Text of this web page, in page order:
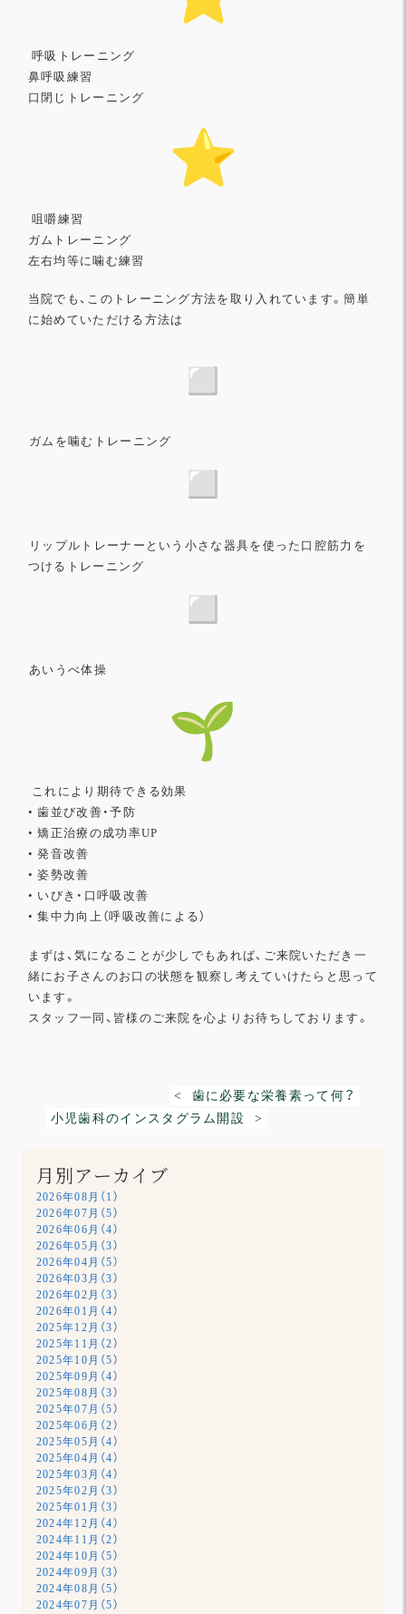
呼吸トレーニング
鼻呼吸練習
口閉じトレーニング
咀嚼練習
ガムトレーニング
左右均等に噛む練習
当院でも、このトレーニング方法を取り入れています。簡単
に始めていただける方法は
️ガムを噛むトレーニング
リップルトレーナーという小さな器具を使った口腔筋力を
つけるト レーニング
️あいうべ体操
これにより期待できる効果
• 歯並び改善・予防
• 矯正治療の成功率UP
• 発音改善
• 姿勢改善
• いびき・口呼吸改善
• 集中力向上（呼吸改善による）
まずは、気になることが少しでもあれば、 ご来院いただき一
緒にお子さんのお口の状態を観察し考えていけた らと思って
います。
スタッフ一同、皆様のご来院を心よりお待ちしております。
< 歯に必要な栄養素って何？
小児歯科のインスタグラム開設 >
月別アーカイブ
2026年08月（1）
2026年07月（5）
2026年06月（4）
2026年05月（3）
2026年04月（5）
2026年03月（3）
2026年02月（3）
2026年01月（4）
2025年12月（3）
2025年11月（2）
2025年10月（5）
2025年09月（4）
2025年08月（3）
2025年07月（5）
2025年06月（2）
2025年05月（4）
2025年04月（4）
2025年03月（4）
2025年02月（3）
2025年01月（3）
2024年12月（4）
2024年11月（2）
2024年10月（5）
2024年09月（3）
2024年08月（5）
2024年07月（5）